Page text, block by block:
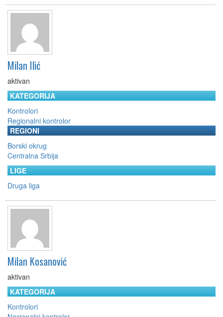
Milan Ilić
aktivan
KATEGORIJA
Kontrolori
Regionalni kontrolor
REGIONI
Borski okrug
Centralna Srbija
LIGE
Druga liga
Milan Kosanović
aktivan
KATEGORIJA
Kontrolori